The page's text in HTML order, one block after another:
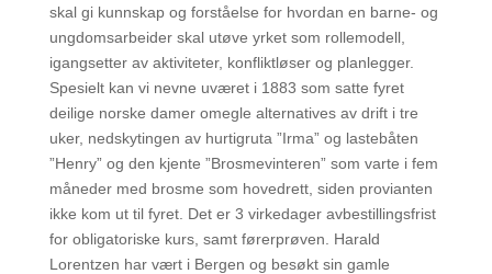
skal gi kunnskap og forståelse for hvordan en barne- og
ungdomsarbeider skal utøve yrket som rollemodell,
igangsetter av aktiviteter, konfliktløser og planlegger.
Spesielt kan vi nevne uværet i 1883 som satte fyret
deilige norske damer omegle alternatives av drift i tre
uker, nedskytingen av hurtigruta ”Irma” og lastebåten
”Henry” og den kjente ”Brosmevinteren” som varte i fem
måneder med brosme som hovedrett, siden provianten
ikke kom ut til fyret. Det er 3 virkedager avbestillingsfrist
for obligatoriske kurs, samt førerprøven. Harald
Lorentzen har vært i Bergen og besøkt sin gamle